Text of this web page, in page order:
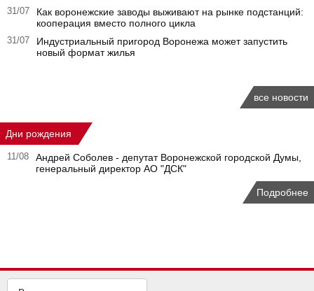
31/07
Как воронежские заводы выживают на рынке подстанций:
кооперация вместо полного цикла
31/07
Индустриальный пригород Воронежа может запустить
новый формат жилья
все новости
Дни рождения
11/08
Андрей Соболев - депутат Воронежской городской Думы,
генеральный директор АО "ДСК"
Подробнее